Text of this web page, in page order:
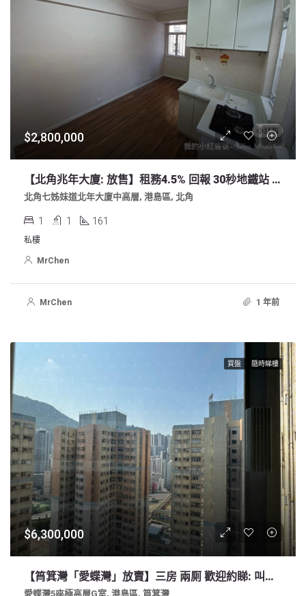
$2,800,000
【北角兆年大廈: 放售】租務4.5% 回報 30秒地鐵站 開揚東南山景
北角七姊妹道北年大廈中高層, 港島區, 北角
1 1 161
私樓
MrChen
MrChen 1 年前
買盤 隨時睇樓
$6,300,000
【筲箕灣「愛蝶灣」放賣】三房 兩厠 歡迎約睇: 叫價 630萬 (未補地價)
愛蝶灣5座極高層G室, 港島區, 筲箕灣